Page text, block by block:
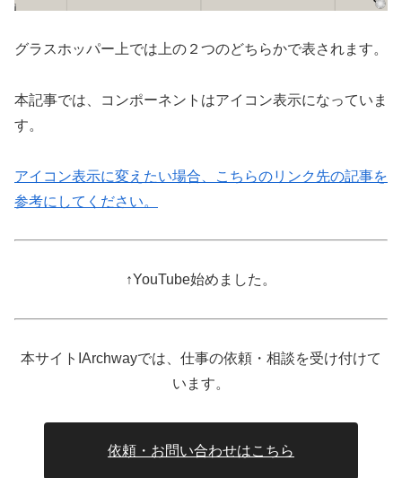
グラスホッパー上では上の２つのどちらかで表されます。
本記事では、コンポーネントはアイコン表示になっていま
す。
アイコン表示に変えたい場合、こちらのリンク先の記事を
参考にしてください。
↑YouTube始めました。
本サイトIArchwayでは、仕事の依頼・相談を受け付けて
います。
依頼・お問い合わせはこちら